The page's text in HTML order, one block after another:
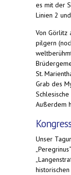
es mit der
Linien 2
Von Görlitz
pilgern
St.
Grab des
Außerdem
Unser